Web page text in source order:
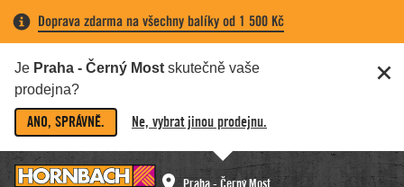
Doprava zdarma na všechny balíky od 1 500 Kč
Je Praha - Černý Most skutečně vaše
prodejna?
ANO, SPRÁVNĚ. Ne, vybrat jinou prodejnu.
Praha - Černý Most